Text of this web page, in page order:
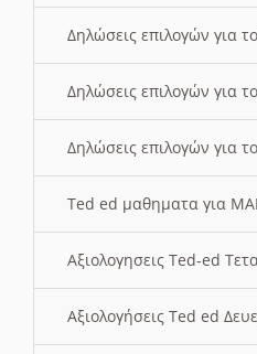
Δηλώσεις επιλογών για
Δηλώσεις επιλογών για
Δηλώσεις επιλογών για
Ted ed μαθηματα για
Αξιολογησεις Ted-ed
Αξιολογήσεις Ted ed